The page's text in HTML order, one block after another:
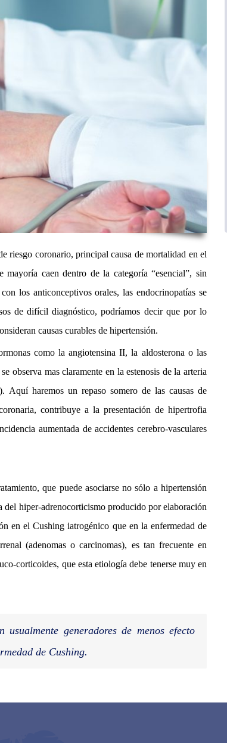
riesgo coronario, principal causa de mortalidad en el
caen dentro de la categoría “esencial”, sin
los anticonceptivos orales, las endocrinopatías se
de difícil diagnóstico, podríamos decir que por lo
causas curables de hipertensión.
como la angiotensina II, la aldosterona o las
observa mas claramente en la estenosis de la arteria
Aquí haremos un repaso somero de las causas de
contribuye a la presentación de hipertrofia
aumentada de accidentes cerebro-vasculares
que puede asociarse no sólo a hipertensión
del hiper-adrenocorticismo producido por elaboración
en el Cushing iatrogénico que en la enfermedad de
(adenomas o carcinomas), es tan frecuente en
corticoides, que esta etiología debe tenerse muy en
usualmente generadores de menos efecto
de Cushing.